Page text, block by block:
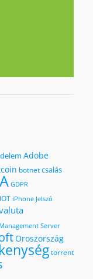
Adobe
botnetcsalás
GDPR
IOT iPhone Jelszó
Management Server
Oroszország
torrent